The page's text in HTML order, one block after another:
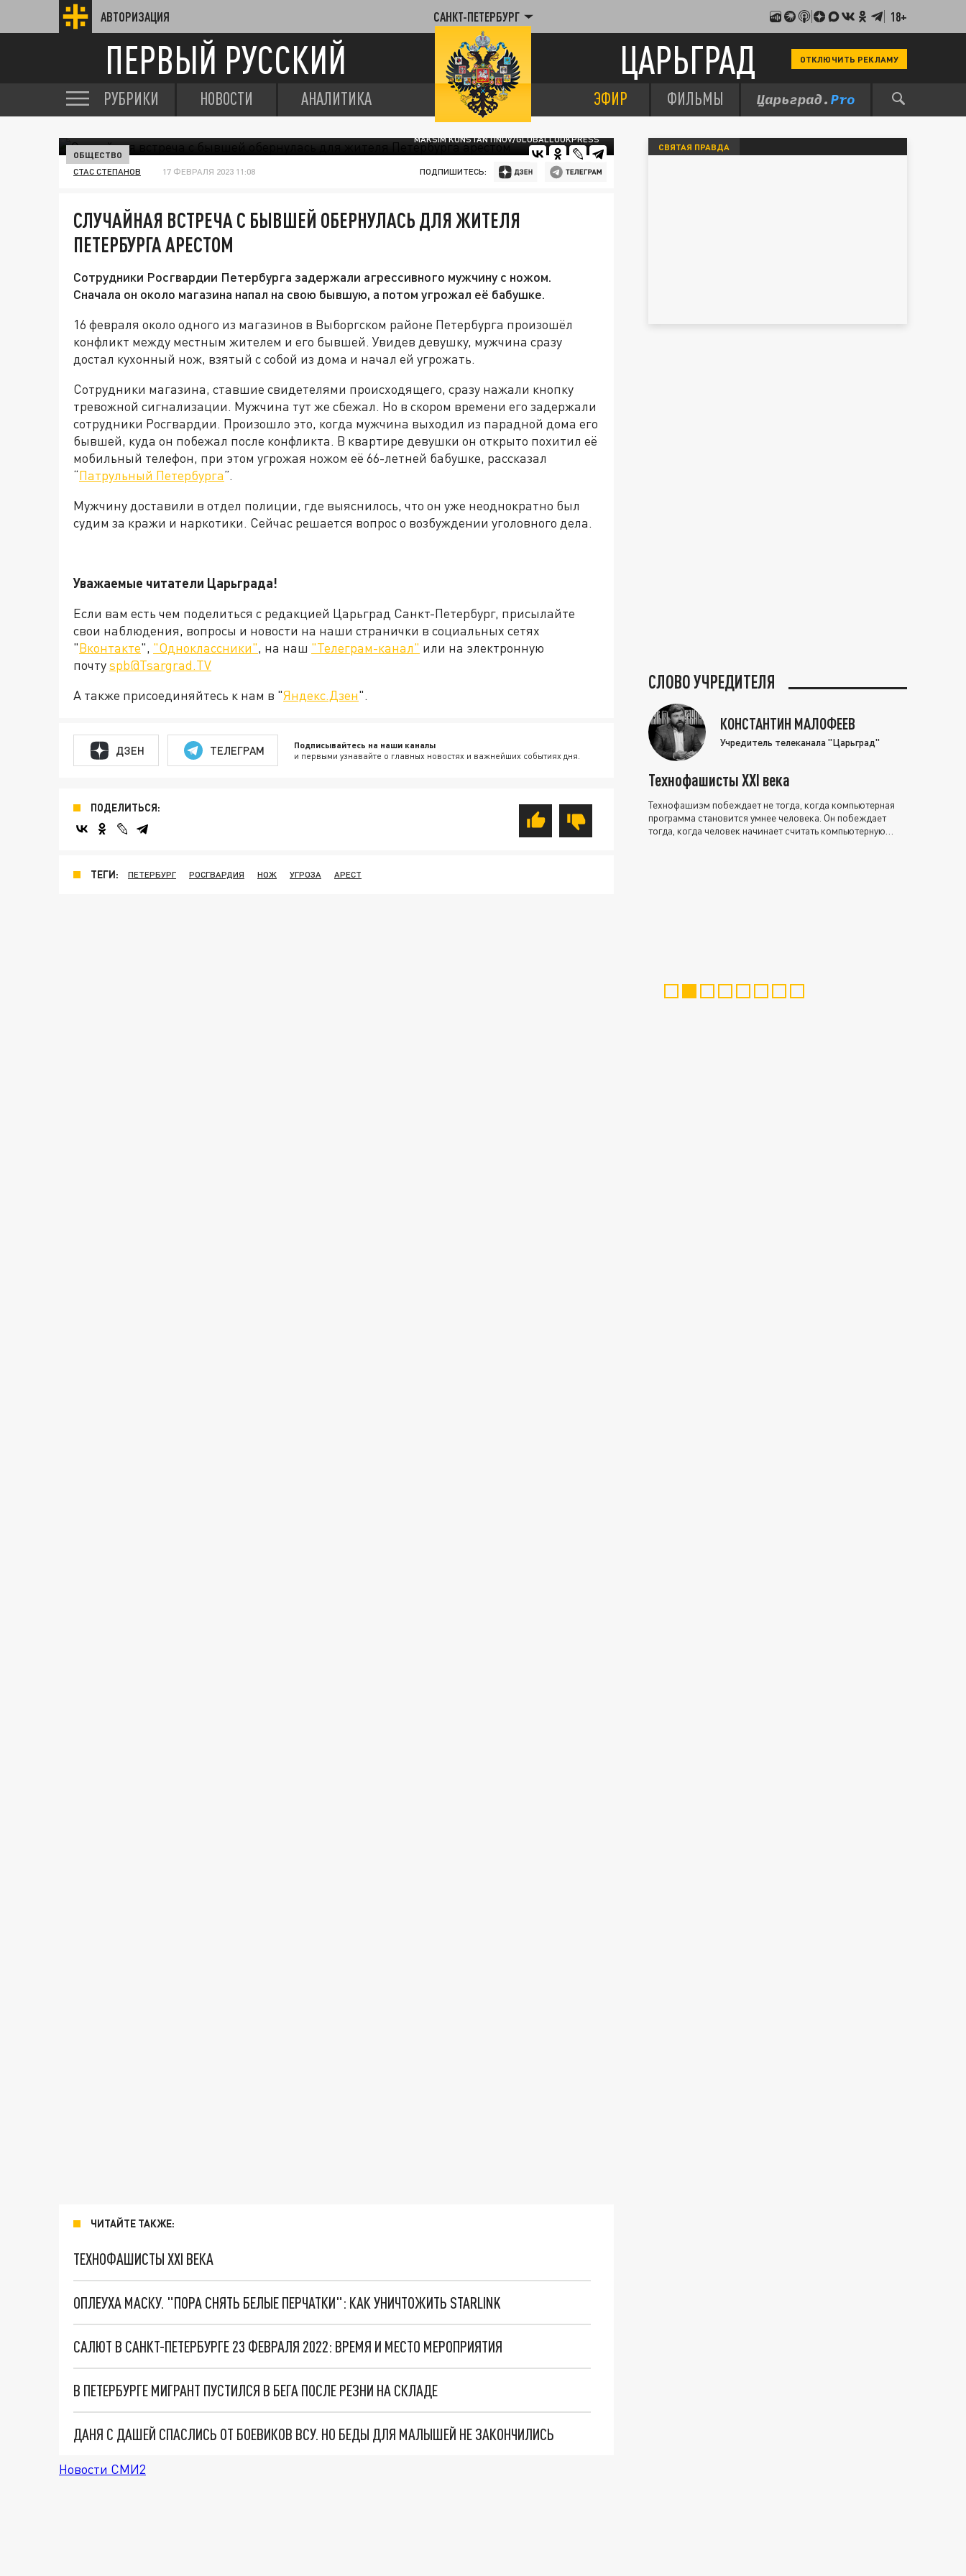
АВТОРИЗАЦИЯ САНКТ-ПЕТЕРБУРГ 18+
ПЕРВЫЙ РУССКИЙ ЦАРЬГРАД ОТКЛЮЧИТЬ РЕКЛАМУ
РУБРИКИ НОВОСТИ АНАЛИТИКА ЭФИР ФИЛЬМЫ
MAKSIM KONSTANTINOV/GLOBALLOOKPRESS
ОБЩЕСТВО
СТАС СТЕПАНОВ 17 ФЕВРАЛЯ 2023 11:08 ПОДПИШИТЕСЬ:
СЛУЧАЙНАЯ ВСТРЕЧА С БЫВШЕЙ ОБЕРНУЛАСЬ ДЛЯ ЖИТЕЛЯ
ПЕТЕРБУРГА АРЕСТОМ
Сотрудники Росгвардии Петербурга задержали агрессивного мужчину с ножом.
Сначала он около магазина напал на свою бывшую, а потом угрожал её бабушке.
16 февраля около одного из магазинов в Выборгском районе Петербурга произошёл
конфликт между местным жителем и его бывшей. Увидев девушку, мужчина сразу
достал кухонный нож, взятый с собой из дома и начал ей угрожать.
Сотрудники магазина, ставшие свидетелями происходящего, сразу нажали кнопку
тревожной сигнализации. Мужчина тут же сбежал. Но в скором времени его задержали
сотрудники Росгвардии. Произошло это, когда мужчина выходил из парадной дома его
бывшей, куда он побежал после конфликта. В квартире девушки он открыто похитил её
мобильный телефон, при этом угрожая ножом её 66-летней бабушке, рассказал
“Патрульный Петербурга”.
Мужчину доставили в отдел полиции, где выяснилось, что он уже неоднократно был
судим за кражи и наркотики. Сейчас решается вопрос о возбуждении уголовного дела.
Уважаемые читатели Царьграда!
Если вам есть чем поделиться с редакцией Царьград Санкт-Петербург, присылайте
свои наблюдения, вопросы и новости на наши странички в социальных сетях
"Вконтакте", "Одноклассники", на наш "Телеграм-канал" или на электронную
почтуspb@Tsargrad.TV
А также присоединяйтесь к нам в "Яндекс.Дзен".
ДЗЕН ТЕЛЕГРАМ Подписывайтесь на наши каналы
и первыми узнавайте о главных новостях и важнейших событиях дня.
ПОДЕЛИТЬСЯ:
ТЕГИ: ПЕТЕРБУРГ РОСГВАРДИЯ НОЖ УГРОЗА АРЕСТ
ЧИТАЙТЕ ТАКЖЕ:
ТЕХНОФАШИСТЫ XXI ВЕКА
ОПЛЕУХА МАСКУ. "ПОРА СНЯТЬ БЕЛЫЕ ПЕРЧАТКИ": КАК УНИЧТОЖИТЬ STARLINK
САЛЮТ В САНКТ-ПЕТЕРБУРГЕ 23 ФЕВРАЛЯ 2022: ВРЕМЯ И МЕСТО МЕРОПРИЯТИЯ
В ПЕТЕРБУРГЕ МИГРАНТ ПУСТИЛСЯ В БЕГА ПОСЛЕ РЕЗНИ НА СКЛАДЕ
ДАНЯ С ДАШЕЙ СПАСЛИСЬ ОТ БОЕВИКОВ ВСУ. НО БЕДЫ ДЛЯ МАЛЫШЕЙ НЕ ЗАКОНЧИЛИСЬ
Новости СМИ2
СВЯТАЯ ПРАВДА
СЛОВО УЧРЕДИТЕЛЯ
КОНСТАНТИН МАЛОФЕЕВ
Учредитель телеканала "Царьград"
Технофашисты XXI века
Технофашизм побеждает не тогда, когда компьютерная
программа становится умнее человека. Он побеждает
тогда, когда человек начинает считать компьютерную